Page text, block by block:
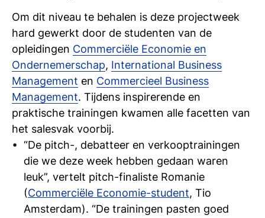
Om dit niveau te behalen is deze projectweek
hard gewerkt door de studenten van de
opleidingen Commerciële Economie en
Ondernemerschap, International Business
Management en Commercieel Business
Management. Tijdens inspirerende en
praktische trainingen kwamen alle facetten van
het salesvak voorbij.
“De pitch-, debatteer en verkooptrainingen
die we deze week hebben gedaan waren
leuk”, vertelt pitch-finaliste Romanie
(Commerciële Economie-student, Tio
Amsterdam). “De trainingen pasten goed